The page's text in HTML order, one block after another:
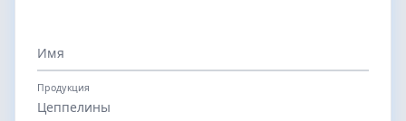
Имя
Цеппелины
Продукция